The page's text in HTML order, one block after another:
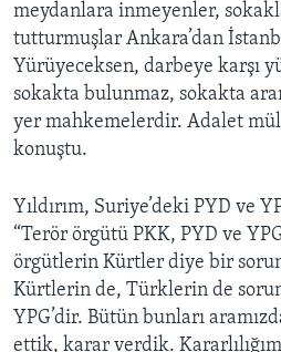
meydanlara inmeyenler,
tutturmuşlar Ankara’dan
Yürüyeceksen, darbeye karşı
sokakta bulunmaz, sokakta
yer mahkemelerdir. Adalet
konuştu.
Yıldırım, Suriye’deki PYD ve
“Terör örgütü PKK, PYD ve
örgütlerin Kürtler diye bir
Kürtlerin de, Türklerin de
YPG’dir. Bütün bunları
ettik, karar verdik.